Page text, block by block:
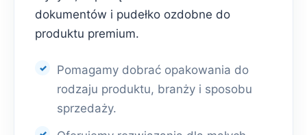
dokumentów i pudełko ozdobne do
produktu premium.
Pomagamy dobrać opakowania do
rodzaju produktu, branży i sposobu
sprzedaży.